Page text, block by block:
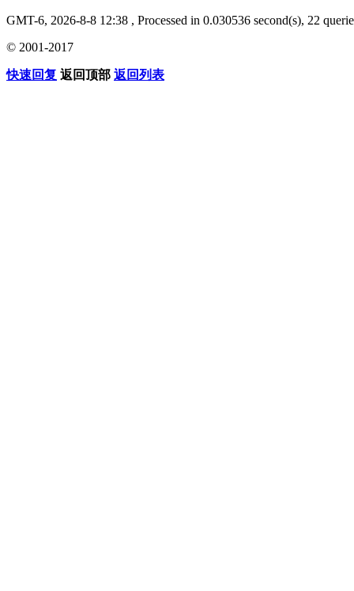
GMT-6, 2026-8-8 12:38 , Processed in 0.030536 second(s), 22
© 2001-2017
快速回复 返回顶部 返回列表